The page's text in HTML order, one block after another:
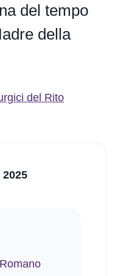
del tempo
della
del Rito